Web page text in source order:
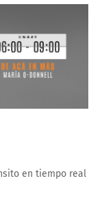
en tiempo real